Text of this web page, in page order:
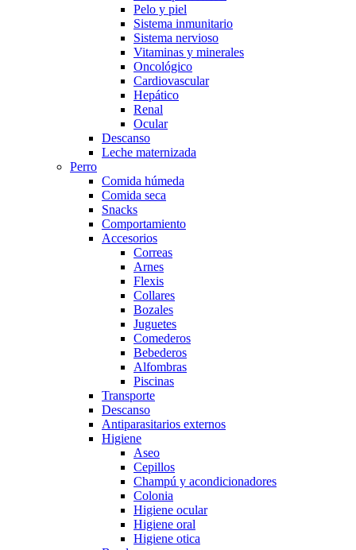
Pelo y piel
Sistema inmunitario
Sistema nervioso
Vitaminas y minerales
Oncológico
Cardiovascular
Hepático
Renal
Ocular
Descanso
Leche maternizada
Perro
Comida húmeda
Comida seca
Snacks
Comportamiento
Accesorios
Correas
Arnes
Flexis
Collares
Bozales
Juguetes
Comederos
Bebederos
Alfombras
Piscinas
Transporte
Descanso
Antiparasitarios externos
Higiene
Aseo
Cepillos
Champú y acondicionadores
Colonia
Higiene ocular
Higiene oral
Higiene otica